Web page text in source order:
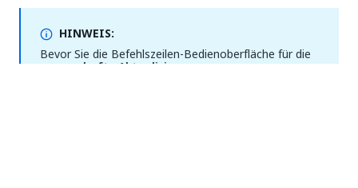
HINWEIS:
Bevor Sie die Befehlszeilen-Bedienoberfläche für die
massenhafte Aktualisierung von